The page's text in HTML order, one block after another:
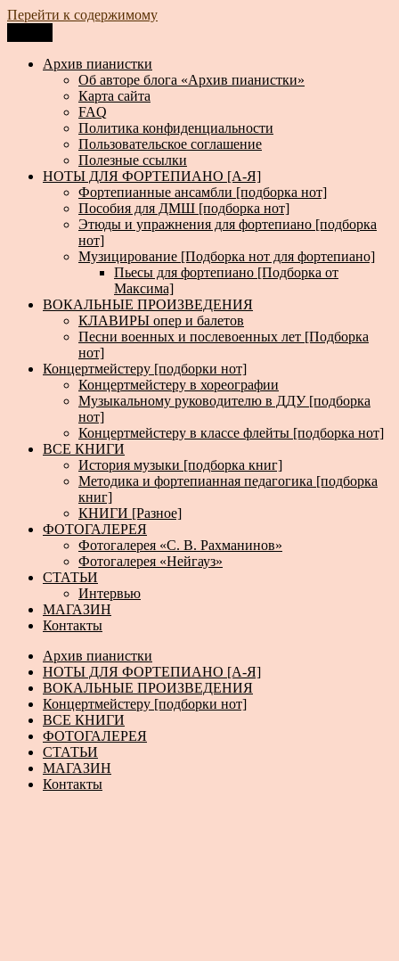
Перейти к содержимому
Архив пианистки
Всё для пианистов: ноты, книги, музыка, статьи…
Архив пианистки
Об авторе блога «Архив пианистки»
Карта сайта
FAQ
Политика конфиденциальности
Пользовательское соглашение
Полезные ссылки
НОТЫ ДЛЯ ФОРТЕПИАНО [А-Я]
Фортепианные ансамбли [подборка нот]
Пособия для ДМШ [подборка нот]
Этюды и упражнения для фортепиано [подборка
нот]
Музицирование [Подборка нот для фортепиано]
Пьесы для фортепиано [Подборка от
Максима]
ВОКАЛЬНЫЕ ПРОИЗВЕДЕНИЯ
КЛАВИРЫ опер и балетов
Песни военных и послевоенных лет [Подборка
нот]
Концертмейстеру [подборки нот]
Концертмейстеру в хореографии
Музыкальному руководителю в ДДУ [подборка
нот]
Концертмейстеру в классе флейты [подборка нот]
ВСЕ КНИГИ
История музыки [подборка книг]
Методика и фортепианная педагогика [подборка
книг]
КНИГИ [Разное]
ФОТОГАЛЕРЕЯ
Фотогалерея «С. В. Рахманинов»
Фотогалерея «Нейгауз»
СТАТЬИ
Интервью
МАГАЗИН
Контакты
Архив пианистки
НОТЫ ДЛЯ ФОРТЕПИАНО [А-Я]
ВОКАЛЬНЫЕ ПРОИЗВЕДЕНИЯ
Концертмейстеру [подборки нот]
ВСЕ КНИГИ
ФОТОГАЛЕРЕЯ
СТАТЬИ
МАГАЗИН
Контакты